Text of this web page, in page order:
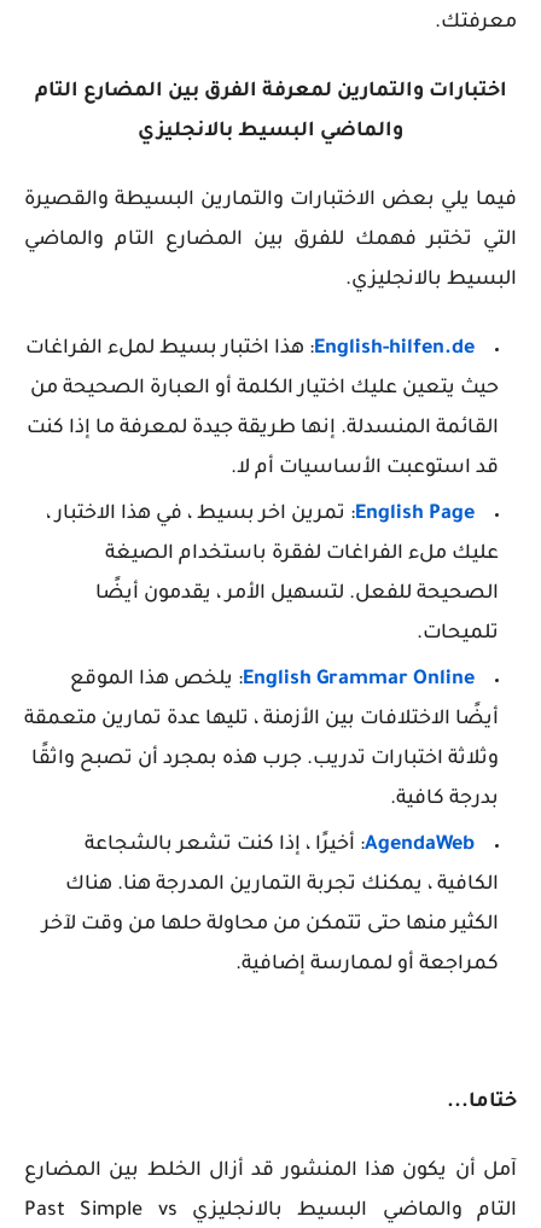
معرفتك.
اختبارات والتمارين لمعرفة الفرق بين المضارع التام
والماضي البسيط بالانجليزي
فيما يلي بعض الاختبارات والتمارين البسيطة والقصيرة
التي تختبر فهمك للفرق بين المضارع التام والماضي
البسيط بالانجليزي.
English-hilfen.de: هذا اختبار بسيط لملء الفراغات
حيث يتعين عليك اختيار الكلمة أو العبارة الصحيحة من
القائمة المنسدلة. إنها طريقة جيدة لمعرفة ما إذا كنت
قد استوعبت الأساسيات أم لا.
English Page: تمرين اخر بسيط ، في هذا الاختبار ،
عليك ملء الفراغات لفقرة باستخدام الصيغة
الصحيحة للفعل. لتسهيل الأمر ، يقدمون أيضًا
تلميحات.
English Grammar Online: يلخص هذا الموقع
أيضًا الاختلافات بين الأزمنة ، تليها عدة تمارين متعمقة
وثلاثة اختبارات تدريب. جرب هذه بمجرد أن تصبح واثقًا
بدرجة كافية.
AgendaWeb: أخيرًا ، إذا كنت تشعر بالشجاعة
الكافية ، يمكنك تجربة التمارين المدرجة هنا. هناك
الكثير منها حتى تتمكن من محاولة حلها من وقت لآخر
كمراجعة أو لممارسة إضافية.
ختاما...
آمل أن يكون هذا المنشور قد أزال الخلط بين المضارع
التام والماضي البسيط بالانجليزي Past Simple vs